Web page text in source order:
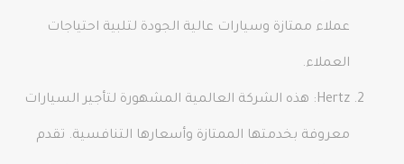
عملاء ممتازة وسيارات عالية الجودة لتلبية احتياجات
العملاء.
Hertz: هذه الشركة العالمية المشهورة لتأجير السيارات
معروفة بخدمتها الممتازة وأسعارها التنافسية. تقدم